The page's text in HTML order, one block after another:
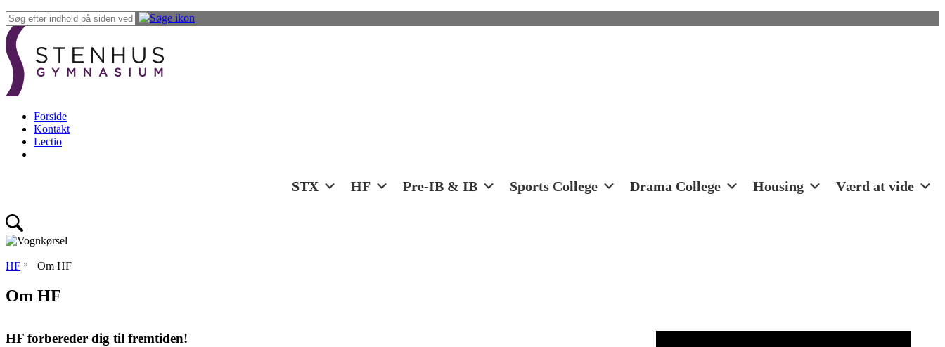
Forside
Kontakt
Lectio
STX HF Pre-IB & IB Sports College Drama College Housing Værd at vide
HF » Om HF
Om HF
HF forbereder dig til fremtiden!